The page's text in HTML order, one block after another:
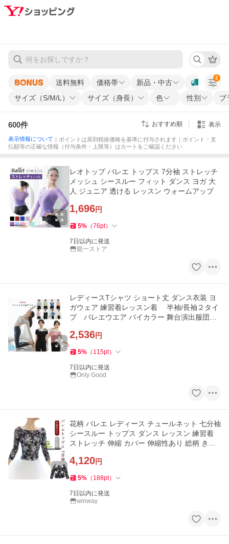
送料無料 価格帯
新品・中古
サイズ（S/M/L）
サイズ（身長） 色 性別 ブ
2
600件 おすすめ順 表示
表示情報について ｜ポイントは原則税抜価格を基準に付与されます｜ポイント・支
払額等の正確な情報（付与条件・上限等）はカートをご確認ください
レオトップ バレエ トップス 7分袖 ストレッチ
メッシュ シースルー フィット ダンス ヨガ 大
人 ジュニア 透ける レッスン ウォームアップ
1,696円
5% （76pt）
7日以内に発送
龍一ストア
レディースTシャツ ショート丈 ダンス衣装 ヨ
ガウェア 練習着レッスン着 半袖/長袖２タイ
プ バレエウエア バイカラー 舞台演出服団体
2,536円
5% （ 115pt）
7日以内に発送
Only Good
花柄 バレエ レディース チュールネット 七分袖
シースルー トップス ダンス レッスン 練習着
ストレッチ 伸縮 カバー 伸縮性あり 総柄 きれ
4,120円
5% （ 188pt）
7日以内に発送
winway